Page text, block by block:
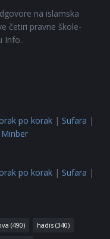
na islamska
četiri pravne škole-
Info.
po korak | Sufara |
Minber
po korak | Sufara |
(490) hadis (340)